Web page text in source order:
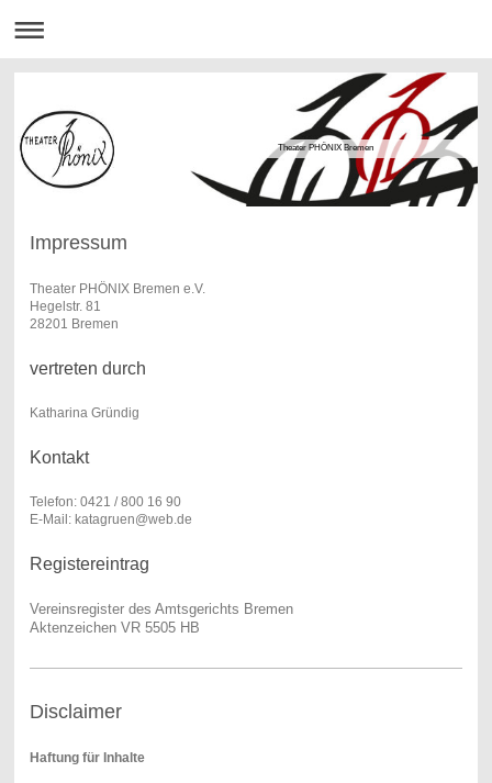
Theater PHÖNIX Bremen
Impressum
Theater PHÖNIX Bremen e.V.
Hegelstr. 81
28201 Bremen
vertreten durch
Katharina Gründig
Kontakt
Telefon: 0421 / 800 16 90
E-Mail: katagruen@web.de
Registereintrag
Vereinsregister des Amtsgerichts Bremen
Aktenzeichen VR 5505 HB
Disclaimer
Haftung für Inhalte